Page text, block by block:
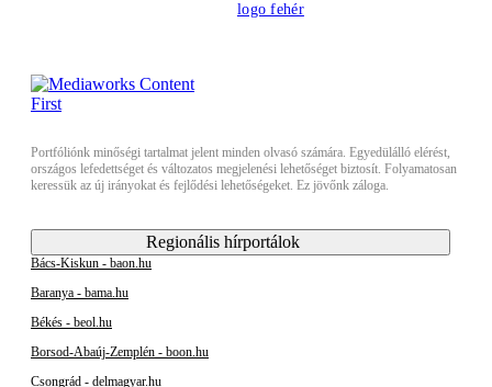
Portfóliónk minőségi tartalmat jelent minden olvasó számára. Egyedülálló elérést,
országos lefedettséget és változatos megjelenési lehetőséget biztosít. Folyamatosan
keressük az új irányokat és fejlődési lehetőségeket. Ez jövőnk záloga.
Regionális hírportálok
Bács-Kiskun - baon.hu
Baranya - bama.hu
Békés - beol.hu
Borsod-Abaúj-Zemplén - boon.hu
Csongrád - delmagyar.hu